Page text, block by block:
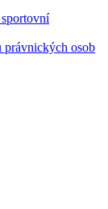
právnických osob